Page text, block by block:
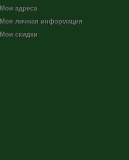
Мои адреса
Моя личная информация
Мои скидки